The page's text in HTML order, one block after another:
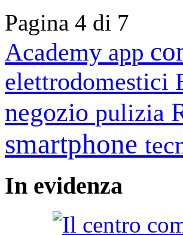
Pagina 4 di 7
Academy app
elettrodomestici
negozio pulizia
smartphone
In evidenza